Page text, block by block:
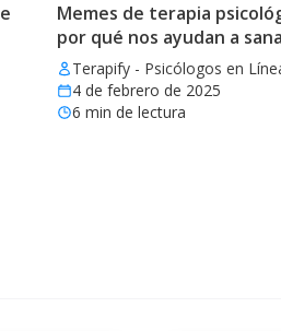
Memes de terapia
por qué nos ayudan a
Terapify - Psicólogos en
4 de febrero de 2025
6 min de lectura